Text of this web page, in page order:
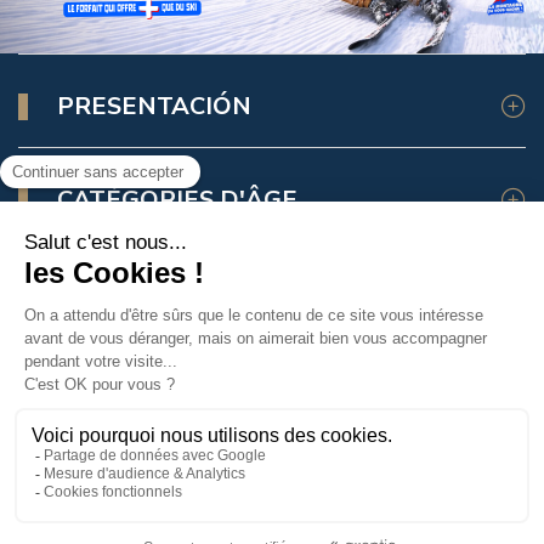
PRESENTACIÓN
CATÉGORIES D'ÂGE
ASSURANCE SKI
Salle Hors Sac